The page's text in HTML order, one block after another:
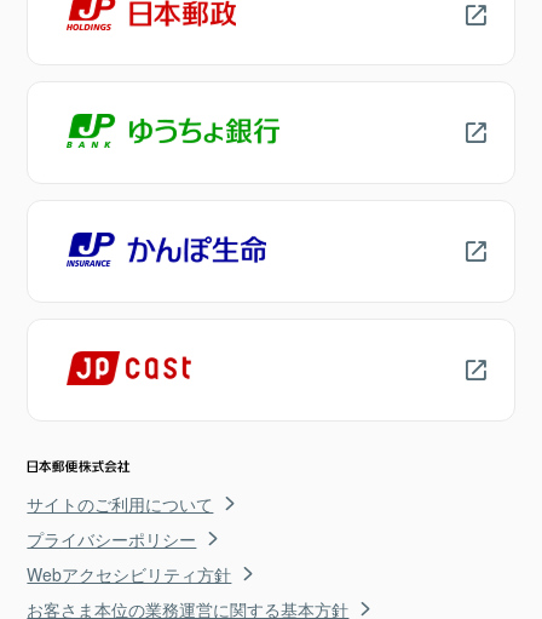
サイトのご利用について
プライバシーポリシー
Webアクセシビリティ方針
お客さま本位の業務運営に関する基本方針